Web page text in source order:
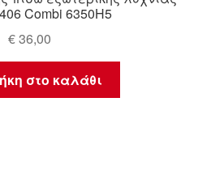
Combi 6350H5
€36,00
στο καλάθι